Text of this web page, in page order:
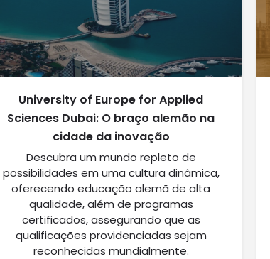
University of Europe for Applied
Sciences Dubai: O braço alemão na
cidade da inovação
Descubra um mundo repleto de
possibilidades em uma cultura dinâmica,
oferecendo educação alemã de alta
qualidade, além de programas
certificados, assegurando que as
qualificações providenciadas sejam
reconhecidas mundialmente.